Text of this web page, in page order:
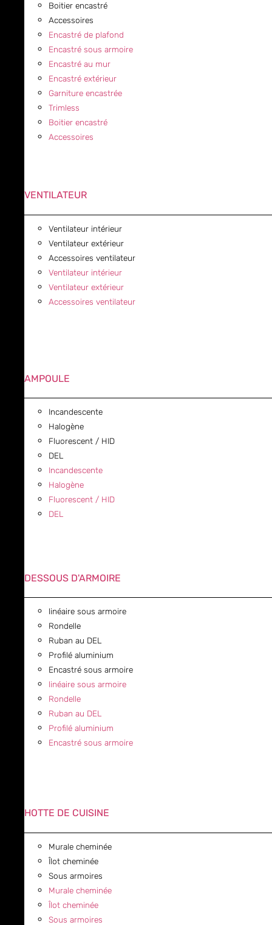
Boitier encastré
Accessoires
Encastré de plafond
Encastré sous armoire
Encastré au mur
Encastré extérieur
Garniture encastrée
Trimless
Boitier encastré
Accessoires
VENTILATEUR
Ventilateur intérieur
Ventilateur extérieur
Accessoires ventilateur
Ventilateur intérieur
Ventilateur extérieur
Accessoires ventilateur
AMPOULE
Incandescente
Halogène
Fluorescent / HID
DEL
Incandescente
Halogène
Fluorescent / HID
DEL
DESSOUS D'ARMOIRE
linéaire sous armoire
Rondelle
Ruban au DEL
Profilé aluminium
Encastré sous armoire
linéaire sous armoire
Rondelle
Ruban au DEL
Profilé aluminium
Encastré sous armoire
HOTTE DE CUISINE
Murale cheminée
Îlot cheminée
Sous armoires
Murale cheminée
Îlot cheminée
Sous armoires